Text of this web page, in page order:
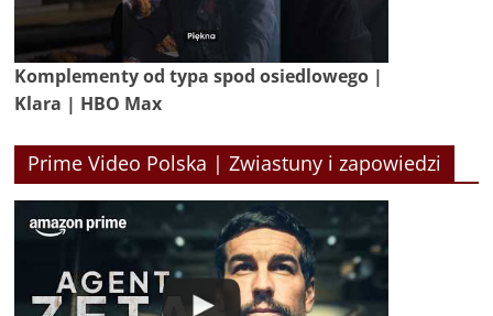
Komplementy od typa spod osiedlowego |
Klara | HBO Max
Prime Video Polska | Zwiastuny i zapowiedzi